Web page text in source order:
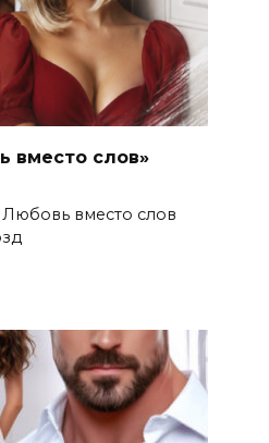
вместо слов»
вместо слов